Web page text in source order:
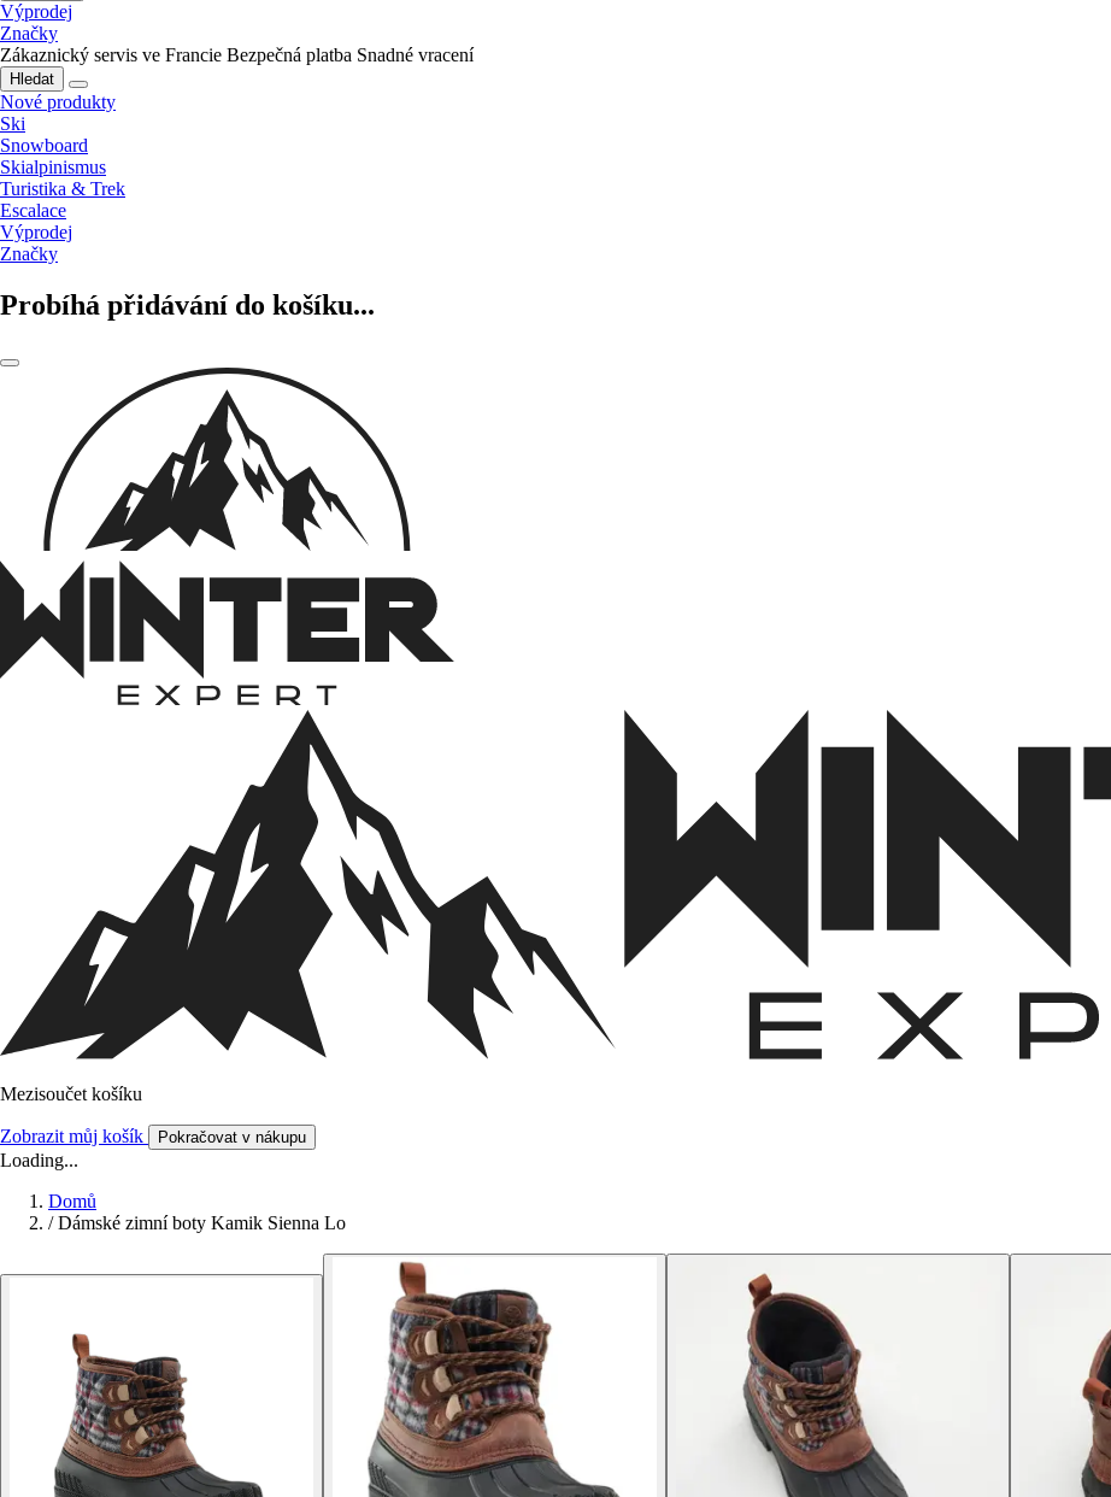
Výprodej
Značky
Zákaznický servis ve Francie Bezpečná platba Snadné vracení
Hledat
Nové produkty
Ski
Snowboard
Skialpinismus
Turistika & Trek
Escalace
Výprodej
Značky
Probíhá přidávání do košíku...
Mezisoučet košíku
Zobrazit můj košík Pokračovat v nákupu
Loading...
Domů
/ Dámské zimní boty Kamik Sienna Lo